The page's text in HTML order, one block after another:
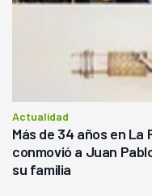
Actualidad
Más de 34 años en
conmovió a Juan
su familia